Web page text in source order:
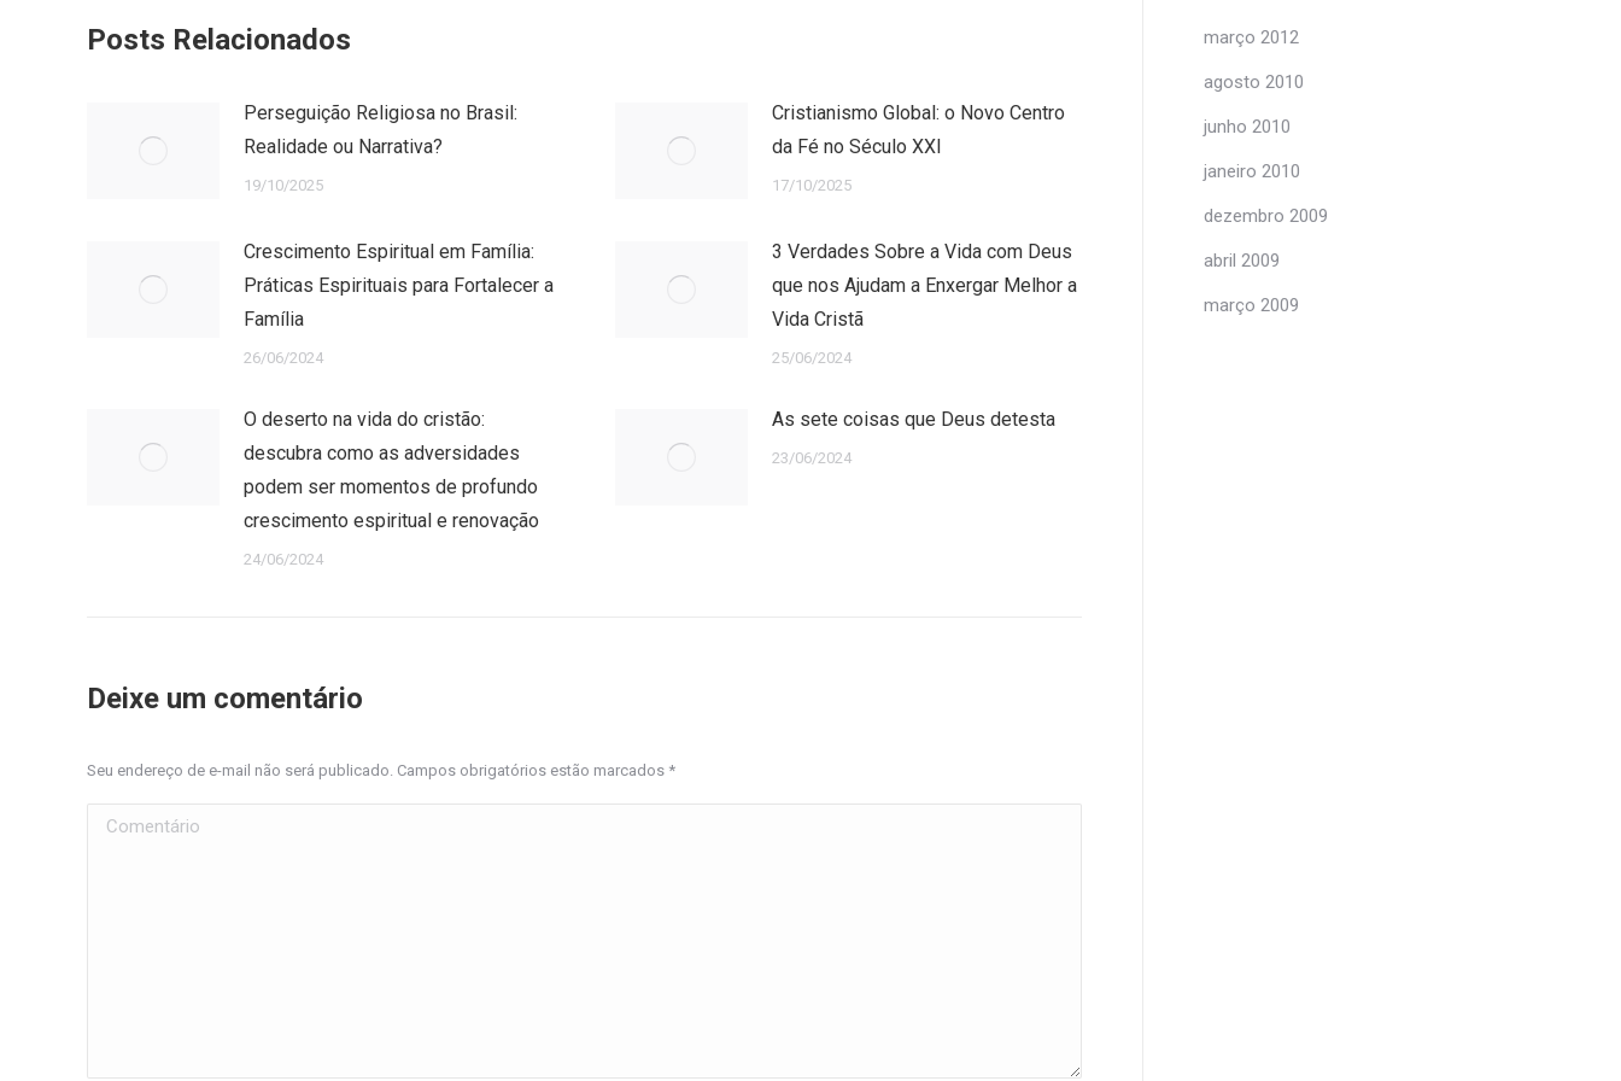
Posts Relacionados
Perseguição Religiosa no Brasil:
Realidade ou Narrativa?
19/10/2025
Cristianismo Global: o Novo Centro
da Fé no Século XXI
17/10/2025
Crescimento Espiritual em Família:
Práticas Espirituais para Fortalecer a
Família
26/06/2024
3 Verdades Sobre a Vida com Deus
que nos Ajudam a Enxergar Melhor a
Vida Cristã
25/06/2024
O deserto na vida do cristão:
descubra como as adversidades
podem ser momentos de profundo
crescimento espiritual e renovação
24/06/2024
As sete coisas que Deus detesta
23/06/2024
Deixe um comentário
Seu endereço de e-mail não será publicado. Campos obrigatórios estão marcados *
Comentário
março 2012
agosto 2010
junho 2010
janeiro 2010
dezembro 2009
abril 2009
março 2009